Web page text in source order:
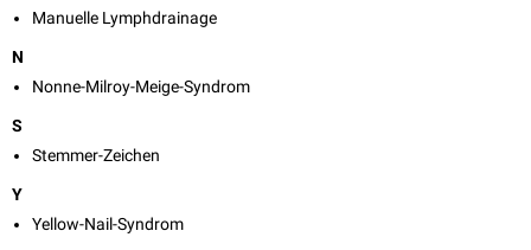
Manuelle Lymphdrainage
N
Nonne-Milroy-Meige-Syndrom
S
Stemmer-Zeichen
Y
Yellow-Nail-Syndrom